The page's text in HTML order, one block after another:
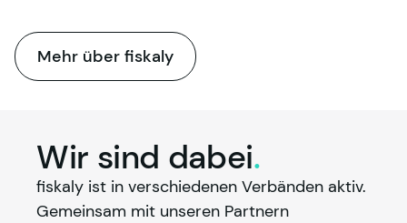
Mehr über fiskaly
Wir sind dabei.
fiskaly ist in verschiedenen Verbänden aktiv.
Gemeinsam mit unseren Partnern